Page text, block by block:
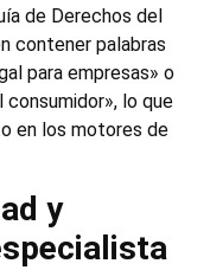
de Derechos del
contener palabras
para empresas» o
lo que
en los motores de
y